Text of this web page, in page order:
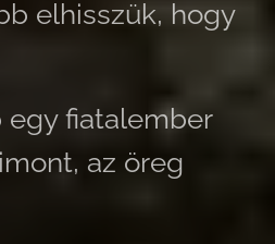
elhisszük, hogy
egy fiatalember
az öreg